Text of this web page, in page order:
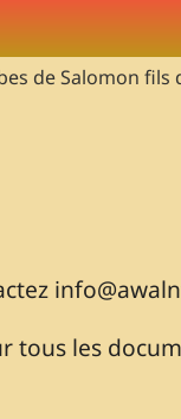
de Salomon fils
tous les